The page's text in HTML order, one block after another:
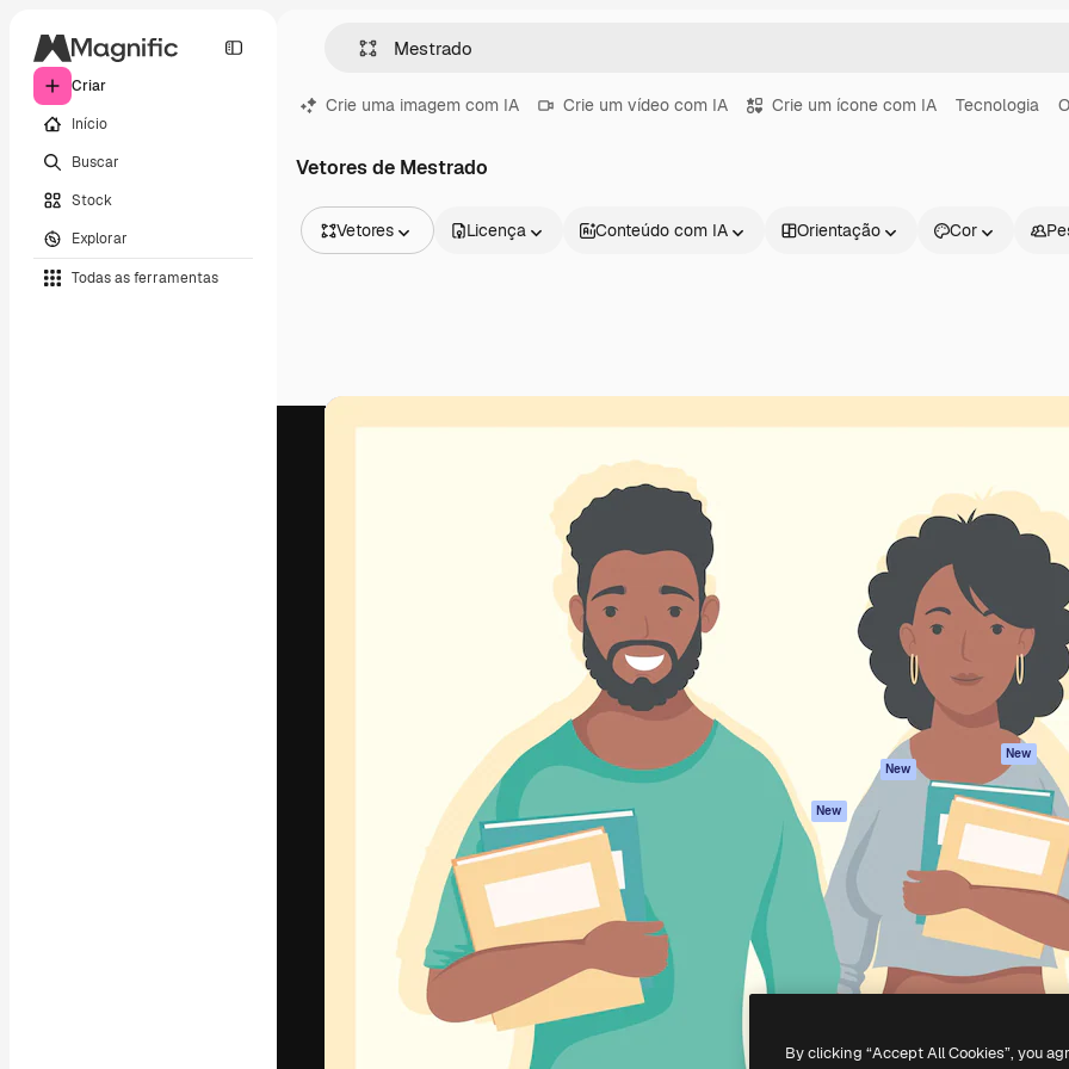
Criar
Início
Buscar
Stock
Explorar
Todas as ferramentas
Crie uma imagem com IA Crie um vídeo com IA Crie um ícone com IA Tecnologia
Vetores de Mestrado
Vetores
Vídeos
Clipes de vídeo
Licença Conteúdo com IA Orientação Cor
A plataforma criativa para você direcionar
seu melhor trabalho. Mais de 1 milhão de
assinantes entre criativos, empresas,
Assistente de IA
Gerador de vídeos
Conteúdo de stock
MCP para
Claude/ChatGPT
New
Agentes New
App móvel
Todas as
ferramentas
Começar
Academy
Documentação
Atendimento
Termos e
condições
Política de
privacidade
New
Política de cookies
Central de
confiabilidade
Afiliados
Empresas
Copyright © 2010-2026 Freepik Company S.L.U. Todos os direitos reservados.
By clicking “Accept All Cookies”, you